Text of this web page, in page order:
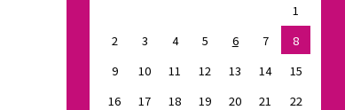
1
2
3 4 5 6 7
8
9
10 11 12 13 14
15
16
17 18 19 20 21
22